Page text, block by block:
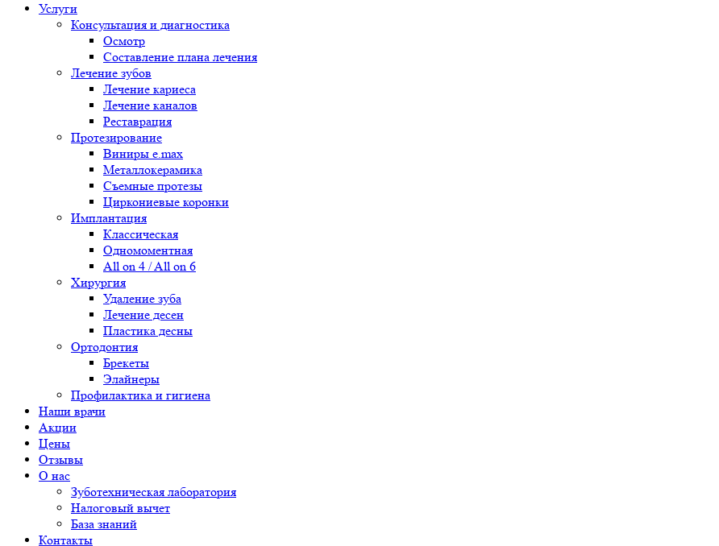
Услуги
Консультация и диагностика
Осмотр
Составление плана лечения
Лечение зубов
Лечение кариеса
Лечение каналов
Реставрация
Протезирование
Виниры e.max
Металлокерамика
Съемные протезы
Циркониевые коронки
Имплантация
Классическая
Одномоментная
All on 4 / All on 6
Хирургия
Удаление зуба
Лечение десен
Пластика десны
Ортодонтия
Брекеты
Элайнеры
Профилактика и гигиена
Наши врачи
Акции
Цены
Отзывы
О нас
Зуботехническая лаборатория
Налоговый вычет
База знаний
Контакты